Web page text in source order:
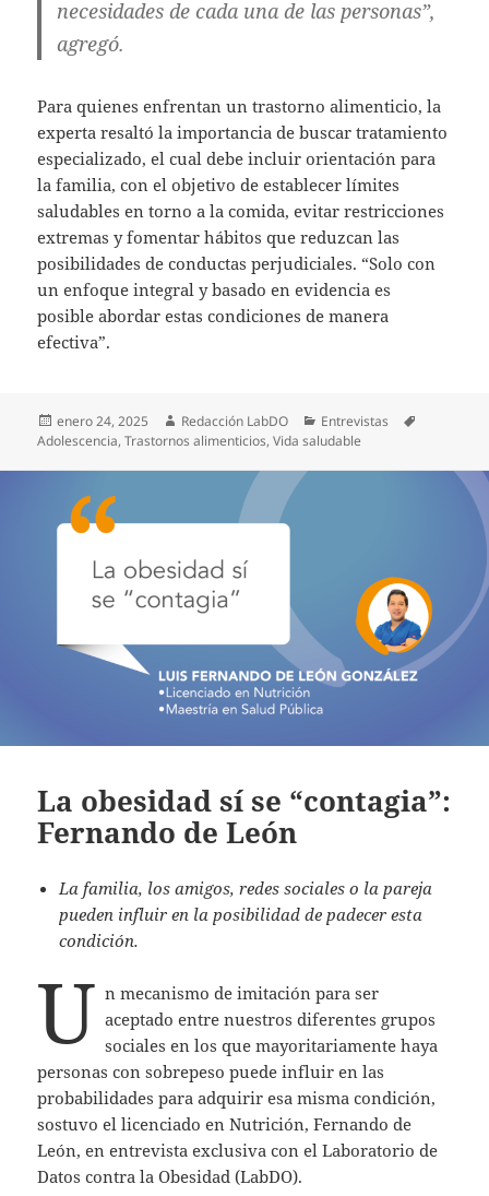
necesidades de cada una de las personas”,
agregó.
Para quienes enfrentan un trastorno alimenticio, la
experta resaltó la importancia de buscar tratamiento
especializado, el cual debe incluir orientación para
la familia, con el objetivo de establecer límites
saludables en torno a la comida, evitar restricciones
extremas y fomentar hábitos que reduzcan las
posibilidades de conductas perjudiciales. “Solo con
un enfoque integral y basado en evidencia es
posible abordar estas condiciones de manera
efectiva”.
Publicado
el
enero 24, 2025 Autor
Redacción LabDO Categorías
Entrevistas
Adolescencia,Trastornos alimenticios,Vida saludable
La obesidad sí se “contagia”:
Fernando de León
La familia, los amigos, redes sociales o la pareja
pueden influir en la posibilidad de padecer esta
condición.
U n mecanismo de imitación para ser
aceptado entre nuestros diferentes grupos
sociales en los que mayoritariamente haya
personas con sobrepeso puede influir en las
probabilidades para adquirir esa misma condición,
sostuvo el licenciado en Nutrición, Fernando de
León, en entrevista exclusiva con el Laboratorio de
Datos contra la Obesidad (LabDO).